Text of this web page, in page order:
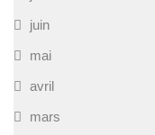
juin
mai
avril
mars